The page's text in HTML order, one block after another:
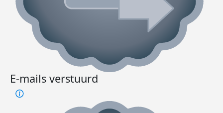
E-mails verstuurd